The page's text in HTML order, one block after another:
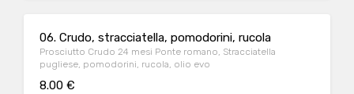
06. Crudo, stracciatella, pomodorini, rucola
Prosciutto Crudo 24 mesi Ponte romano, Stracciatella
pugliese, pomodorini, rucola, olio evo
8.00 €